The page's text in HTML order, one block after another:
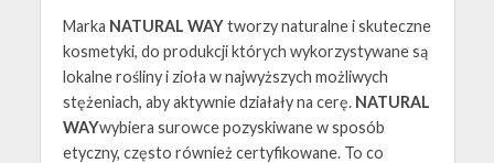
Marka NATURAL WAYtworzy naturalne i skuteczne
kosmetyki, do produkcji których wykorzystywane są
lokalne rośliny i zioła w najwyższych możliwych
stężeniach, aby aktywnie działały na cerę. NATURAL
WAYwybiera surowce pozyskiwane w sposób
etyczny, często również certyfikowane. To co